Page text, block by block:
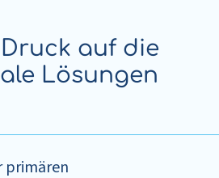
auf die
Lösungen
primären